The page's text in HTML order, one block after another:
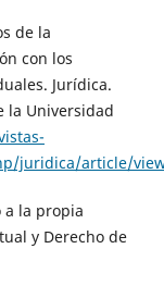
de la
con los
Jurídica.
la Universidad
juridica/article/
a la propia
y Derecho de